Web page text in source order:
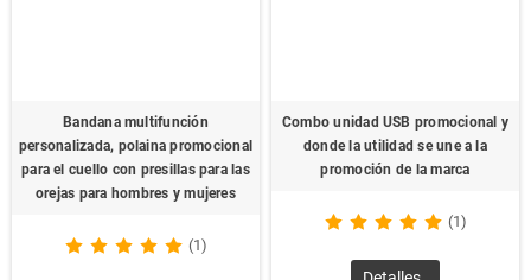
Bandana multifunción
personalizada, polaina promocional
para el cuello con presillas para las
orejas para hombres y mujeres
(1)
Combo unidad USB promocional y
donde la utilidad se une a la
promoción de la marca
(1)